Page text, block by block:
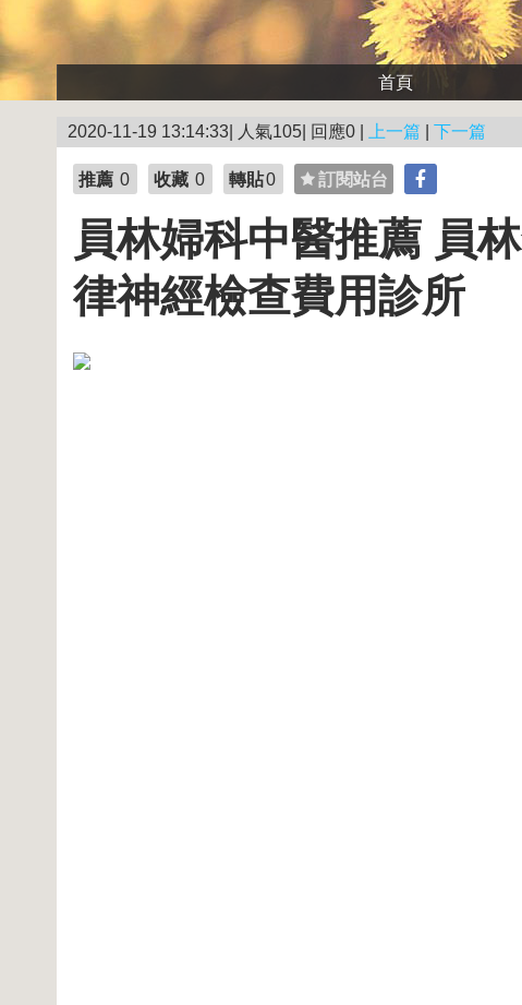
首頁
2020-11-19 13:14:33| 人氣105| 回應0 | 上一篇 下一篇
推薦 0 收藏 0 轉貼0 訂閱站台
員林婦科中醫推薦 員
律神經檢查費用診所